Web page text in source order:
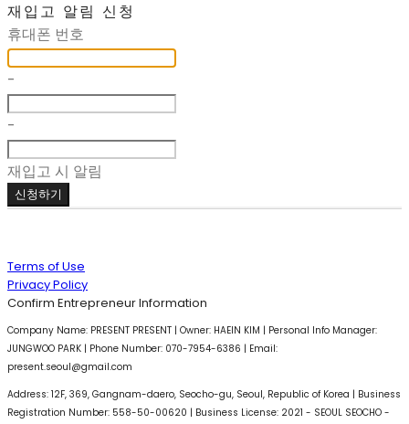
재입고 알림 신청
휴대폰 번호
-
-
재입고 시 알림
신청하기
Terms of Use
Privacy Policy
Confirm Entrepreneur Information
Company Name: PRESENT PRESENT | Owner: HAEIN KIM | Personal Info Manager:
JUNGWOO PARK | Phone Number: 070-7954-6386 | Email:
present.seoul@gmail.com
Address: 12F, 369, Gangnam-daero, Seocho-gu, Seoul, Republic of Korea | Business
Registration Number: 558-50-00620 | Business License: 2021 - SEOUL SEOCHO -